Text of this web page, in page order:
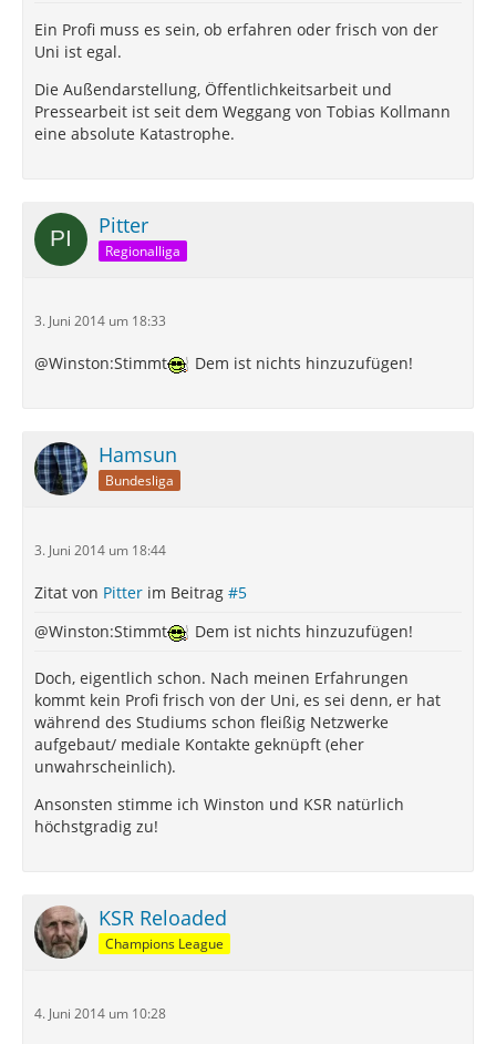
Ein Profi muss es sein, ob erfahren oder frisch von der
Uni ist egal.
Die Außendarstellung, Öffentlichkeitsarbeit und
Pressearbeit ist seit dem Weggang von Tobias Kollmann
eine absolute Katastrophe.
Pitter
Regionalliga
3. Juni 2014 um 18:33
@Winston:Stimmt Dem ist nichts hinzuzufügen!
Hamsun
Bundesliga
3. Juni 2014 um 18:44
Zitat von Pitter im Beitrag #5
@Winston:Stimmt
Dem ist nichts hinzuzufügen!
Doch, eigentlich schon. Nach meinen Erfahrungen
kommt kein Profi frisch von der Uni, es sei denn, er hat
während des Studiums schon fleißig Netzwerke
aufgebaut/ mediale Kontakte geknüpft (eher
unwahrscheinlich).
Ansonsten stimme ich Winston und KSR natürlich
höchstgradig zu!
KSR Reloaded
Champions League
4. Juni 2014 um 10:28